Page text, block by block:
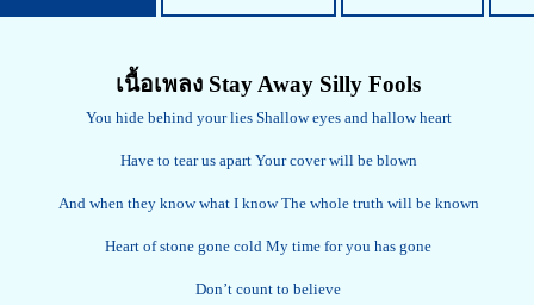
เนื้อเพลง Stay Away Silly Fools
You hide behind your lies Shallow eyes and hallow heart
Have to tear us apart Your cover will be blown
And when they know what I know The whole truth will be known
Heart of stone gone cold My time for you has gone
Don’t count to believe